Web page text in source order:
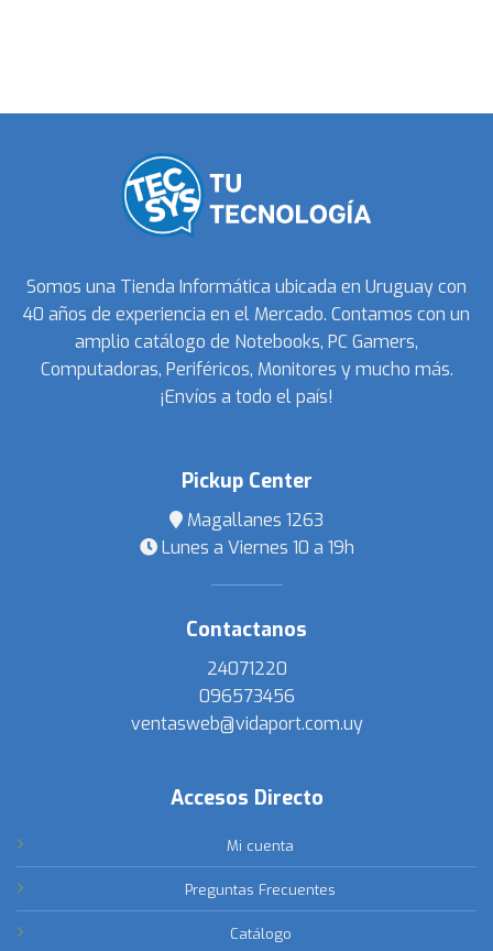
Somos una Tienda Informática ubicada en Uruguay con
40 años de experiencia en el Mercado. Contamos con un
amplio catálogo de Notebooks, PC Gamers,
Computadoras, Periféricos, Monitores y mucho más.
¡Envíos a todo el país!
Pickup Center
Magallanes 1263
Lunes a Viernes 10 a 19h
Contactanos
24071220
096573456
ventasweb@vidaport.com.uy
Accesos Directo
Mi cuenta
Preguntas Frecuentes
Catálogo